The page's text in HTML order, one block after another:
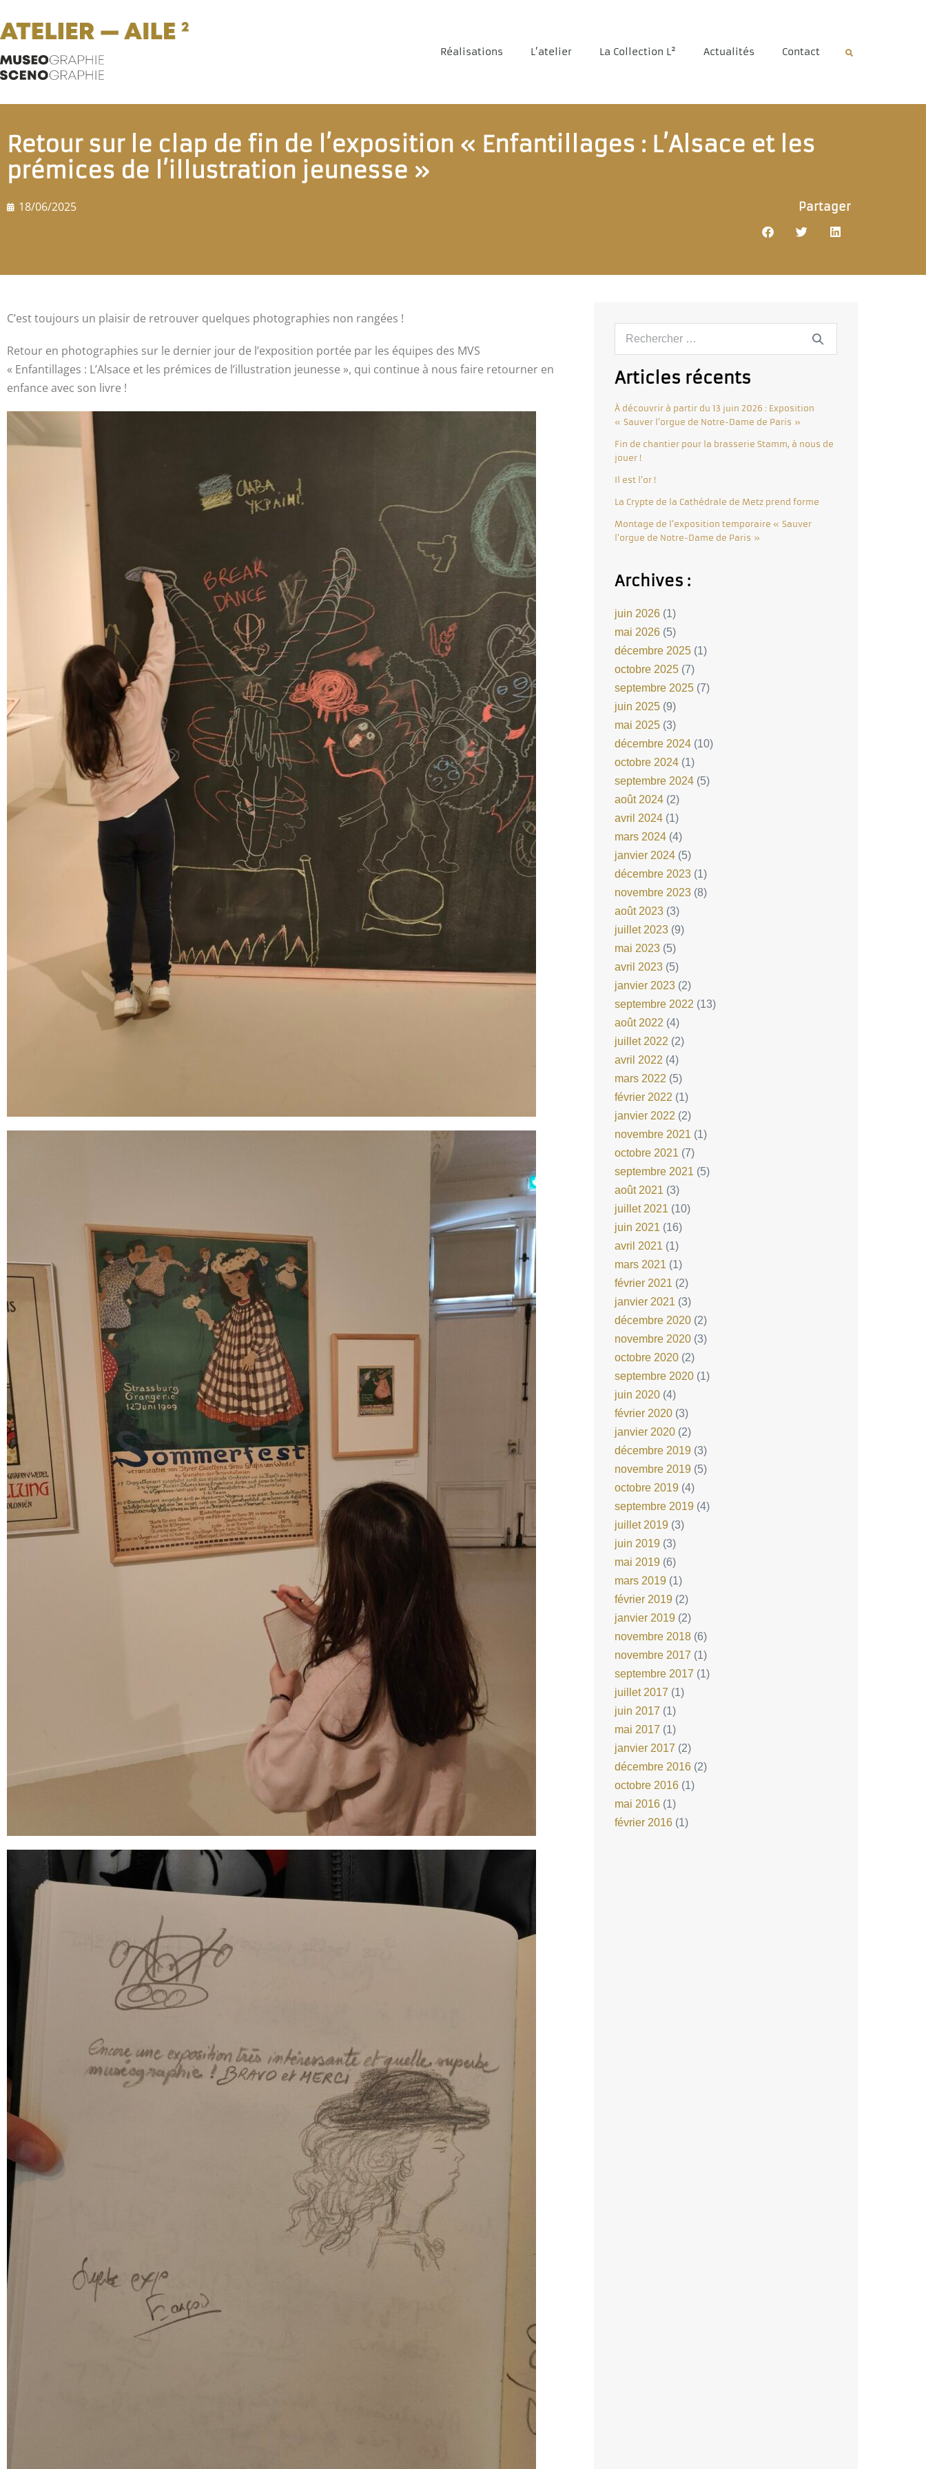
Réalisations L’atelier La Collection L² Actualités Contact
Retour sur le clap de fin de l’exposition « Enfantillages : L’Alsace et les
prémices de l’illustration jeunesse »
18/06/2025 Partager
C’est toujours un plaisir de retrouver quelques photographies non rangées !
Retour en photographies sur le dernier jour de l’exposition portée par les équipes des MVS
« Enfantillages : L’Alsace et les prémices de l’illustration jeunesse », qui continue à nous faire retourner en
enfance avec son livre !
Articles récents
À découvrir à partir du 13 juin 2026 : Exposition
« Sauver l’orgue de Notre-Dame de Paris »
Fin de chantier pour la brasserie Stamm, à nous de
jouer !
Il est l’or !
La Crypte de la Cathédrale de Metz prend forme
Montage de l’exposition temporaire « Sauver
l’orgue de Notre-Dame de Paris »
Archives :
juin 2026(1)
mai 2026(5)
décembre 2025(1)
octobre 2025(7)
septembre 2025(7)
juin 2025(9)
mai 2025(3)
décembre 2024(10)
octobre 2024(1)
septembre 2024(5)
août 2024(2)
avril 2024(1)
mars 2024(4)
janvier 2024(5)
décembre 2023(1)
novembre 2023(8)
août 2023(3)
juillet 2023(9)
mai 2023(5)
avril 2023(5)
janvier 2023(2)
septembre 2022 (13)
août 2022 (4)
juillet 2022 (2)
avril 2022 (4)
mars 2022 (5)
février 2022 (1)
janvier 2022 (2)
novembre 2021(1)
octobre 2021(7)
septembre 2021(5)
août 2021(3)
juillet 2021(10)
juin 2021(16)
avril 2021(1)
mars 2021(1)
février 2021(2)
janvier 2021(3)
décembre 2020(2)
novembre 2020(3)
octobre 2020(2)
septembre 2020(1)
juin 2020(4)
février 2020(3)
janvier 2020(2)
décembre 2019(3)
novembre 2019(5)
octobre 2019(4)
septembre 2019(4)
juillet 2019(3)
juin 2019(3)
mai 2019(6)
mars 2019(1)
février 2019(2)
janvier 2019(2)
novembre 2018(6)
novembre 2017 (1)
septembre 2017 (1)
juillet 2017 (1)
juin 2017 (1)
mai 2017 (1)
janvier 2017 (2)
décembre 2016(2)
octobre 2016(1)
mai 2016(1)
février 2016(1)